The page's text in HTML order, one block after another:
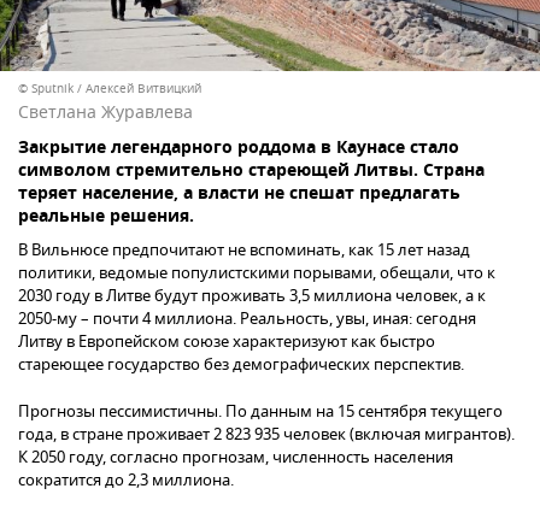
© Sputnik / Алексей Витвицкий
Светлана Журавлева
Закрытие легендарного роддома в Каунасе стало
символом стремительно стареющей Литвы. Страна
теряет население, а власти не спешат предлагать
реальные решения.
В Вильнюсе предпочитают не вспоминать, как 15 лет назад
политики, ведомые популистскими порывами, обещали, что к
2030 году в Литве будут проживать 3,5 миллиона человек, а к
2050-му – почти 4 миллиона. Реальность, увы, иная: сегодня
Литву в Европейском союзе характеризуют как быстро
стареющее государство без демографических перспектив.
Прогнозы пессимистичны. По данным на 15 сентября текущего
года, в стране проживает 2 823 935 человек (включая мигрантов).
К 2050 году, согласно прогнозам, численность населения
сократится до 2,3 миллиона.